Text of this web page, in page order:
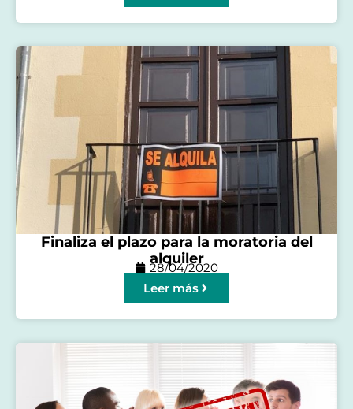
Finaliza el plazo para la moratoria del
alquiler
28/04/2020
Leer más